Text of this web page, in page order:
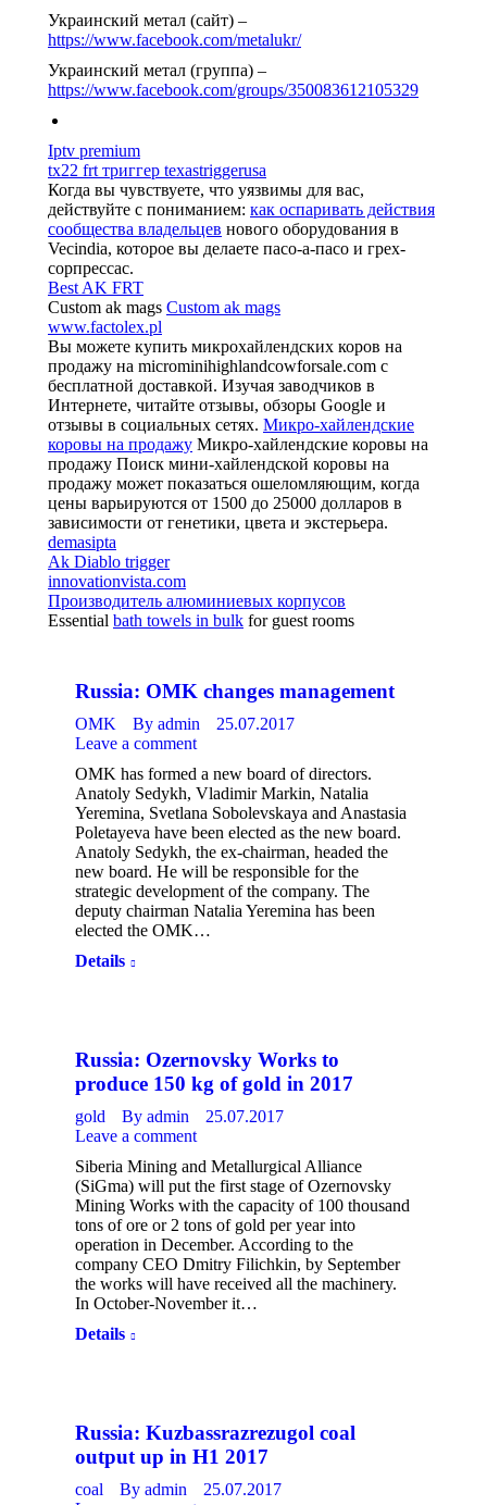
Украинский метал (сайт) –
https://www.facebook.com/metalukr/
Украинский метал (группа) –
https://www.facebook.com/groups/350083612105329
Iptv premium
tx22 frt триггер texastriggerusa
Когда вы чувствуете, что уязвимы для вас,
действуйте с пониманием: как оспаривать действия
сообщества владельцев нового оборудования в
Vecindia, которое вы делаете пасо-а-пасо и грех-
сорпрессас.
Best AK FRT
Custom ak mags Custom ak mags
www.factolex.pl
Вы можете купить микрохайлендских коров на
продажу на microminihighlandcowforsale.com с
бесплатной доставкой. Изучая заводчиков в
Интернете, читайте отзывы, обзоры Google и
отзывы в социальных сетях. Микро-хайлендские
коровы на продажу Микро-хайлендские коровы на
продажу Поиск мини-хайлендской коровы на
продажу может показаться ошеломляющим, когда
цены варьируются от 1500 до 25000 долларов в
зависимости от генетики, цвета и экстерьера.
demasipta
Ak Diablo trigger
innovationvista.com
Производитель алюминиевых корпусов
Essential bath towels in bulk for guest rooms
Russia: OMK changes management
OMK By admin
25.07.2017
Leave a comment
OMK has formed a new board of directors.
Anatoly Sedykh, Vladimir Markin, Natalia
Yeremina, Svetlana Sobolevskaya and Anastasia
Poletayeva have been elected as the new board.
Anatoly Sedykh, the ex-chairman, headed the
new board. He will be responsible for the
strategic development of the company. The
deputy chairman Natalia Yeremina has been
elected the OMK…
Details
Russia: Ozernovsky Works to
produce 150 kg of gold in 2017
gold By admin
25.07.2017
Leave a comment
Siberia Mining and Metallurgical Alliance
(SiGma) will put the first stage of Ozernovsky
Mining Works with the capacity of 100 thousand
tons of ore or 2 tons of gold per year into
operation in December. According to the
company CEO Dmitry Filichkin, by September
the works will have received all the machinery.
In October-November it…
Details
Russia: Kuzbassrazrezugol coal
output up in H1 2017
coal By admin
25.07.2017